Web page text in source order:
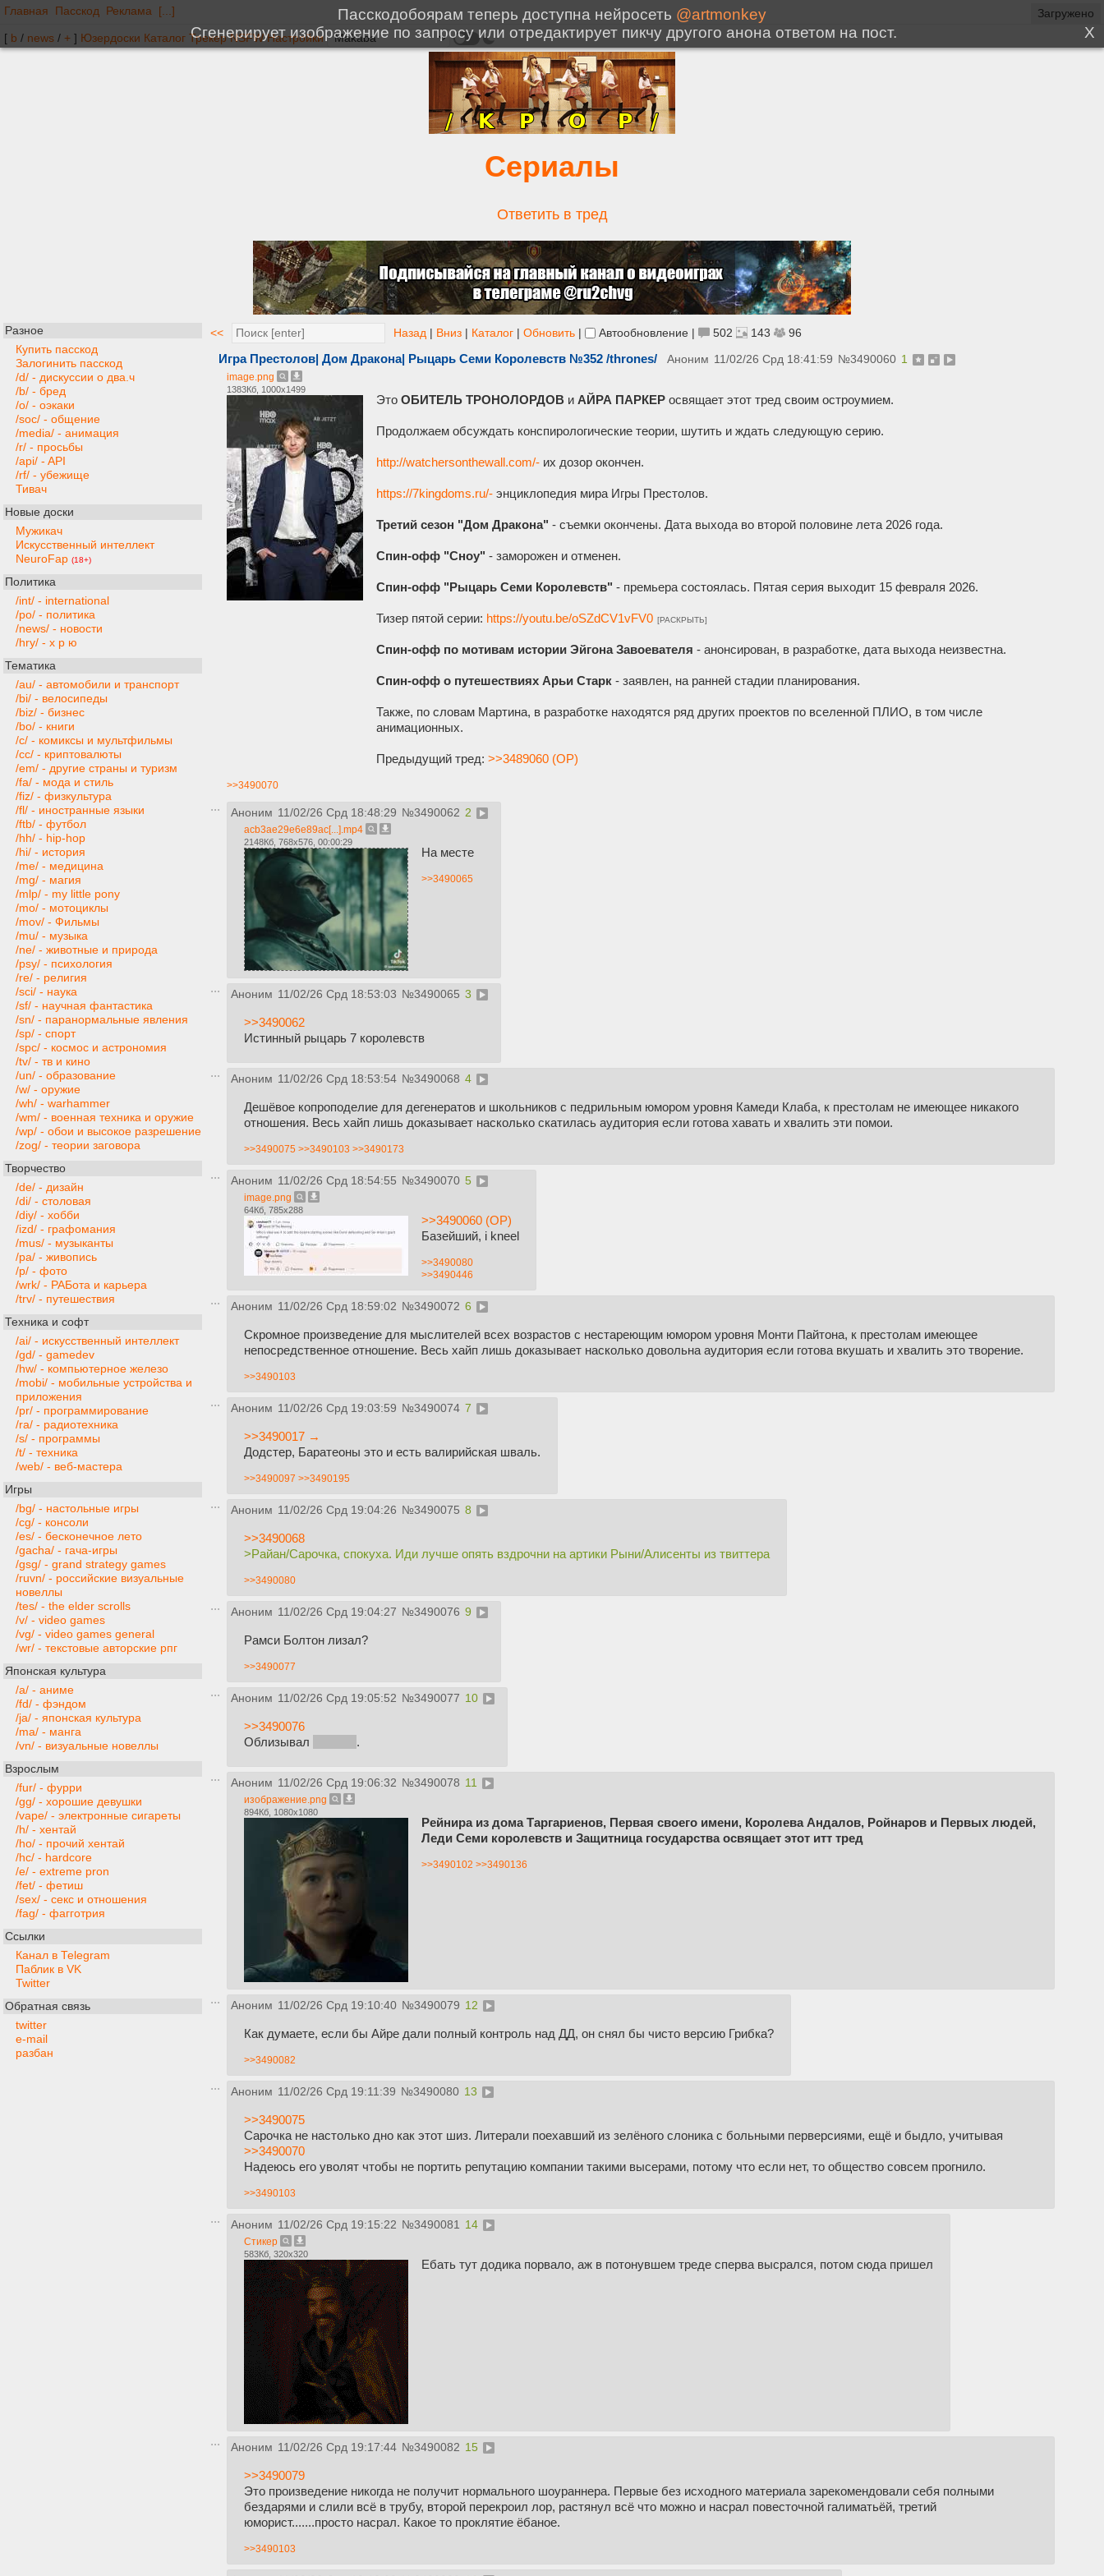
Главная Пасскод Реклама [...]
[ b / news / + ] Юзердоски Каталог Трекер NSFW Настройки
Сериалы
Ответить в тред
Разное
Купить пасскод
Залогинить пасскод
/d/ - дискуссии о два.ч
/b/ - бред
/o/ - оэкаки
/soc/ - общение
/media/ - анимация
/r/ - просьбы
/api/ - API
/rf/ - убежище
Тивач
Новые доски
Мужикач
Искусственный интеллект
NeuroFap (18+)
Политика
/int/ - international
/po/ - политика
/news/ - новости
/hry/ - х р ю
Тематика
/au/ - автомобили и транспорт
/bi/ - велосипеды
/biz/ - бизнес
/bo/ - книги
/c/ - комиксы и мультфильмы
/cc/ - криптовалюты
/em/ - другие страны и туризм
/fa/ - мода и стиль
/fiz/ - физкультура
/fl/ - иностранные языки
/ftb/ - футбол
/hh/ - hip-hop
/hi/ - история
/me/ - медицина
/mg/ - магия
/mlp/ - my little pony
/mo/ - мотоциклы
/mov/ - Фильмы
/mu/ - музыка
/ne/ - животные и природа
/psy/ - психология
/re/ - религия
/sci/ - наука
/sf/ - научная фантастика
/sn/ - паранормальные явления
/sp/ - спорт
/spc/ - космос и астрономия
/tv/ - тв и кино
/un/ - образование
/w/ - оружие
/wh/ - warhammer
/wm/ - военная техника и оружие
/wp/ - обои и высокое разрешение
/zog/ - теории заговора
Творчество
/de/ - дизайн
/di/ - столовая
/diy/ - хобби
/izd/ - графомания
/mus/ - музыканты
/pa/ - живопись
/p/ - фото
/wrk/ - РАБота и карьера
/trv/ - путешествия
Техника и софт
/ai/ - искусственный интеллект
/gd/ - gamedev
/hw/ - компьютерное железо
/mobi/ - мобильные устройства и
приложения
/pr/ - программирование
/ra/ - радиотехника
/s/ - программы
/t/ - техника
/web/ - веб-мастера
Игры
/bg/ - настольные игры
/cg/ - консоли
/es/ - бесконечное лето
/gacha/ - гача-игры
/gsg/ - grand strategy games
/ruvn/ - российские визуальные
новеллы
/tes/ - the elder scrolls
/v/ - video games
/vg/ - video games general
/wr/ - текстовые авторские рпг
Японская культура
/a/ - аниме
/fd/ - фэндом
/ja/ - японская культура
/ma/ - манга
/vn/ - визуальные новеллы
Взрослым
/fur/ - фурри
/gg/ - хорошие девушки
/vape/ - электронные сигареты
/h/ - хентай
/ho/ - прочий хентай
/hc/ - hardcore
/e/ - extreme pron
/fet/ - фетиш
/sex/ - секс и отношения
/fag/ - фагготрия
Ссылки
Канал в Telegram
Паблик в VK
Twitter
Обратная связь
twitter
e-mail
разбан
<< Назад | Вниз | Каталог | Обновить | Автообновление | 502 143 96
Игра Престолов| Дом Дракона| Рыцарь Семи Королевств №352 /thrones/ Аноним 11/02/26 Срд 18:41:59 №3490060 1
image.png
1383Кб, 1000x1499
Это ОБИТЕЛЬ ТРОНОЛОРДОВ и АЙРА ПАРКЕР освящает этот тред своим остроумием.
Продолжаем обсуждать конспирологические теории, шутить и ждать следующую серию.
http://watchersonthewall.com/- их дозор окончен.
https://7kingdoms.ru/- энциклопедия мира Игры Престолов.
Третий сезон "Дом Дракона" - съемки окончены. Дата выхода во второй половине лета 2026 года.
Спин-офф "Сноу" - заморожен и отменен.
Спин-офф "Рыцарь Семи Королевств" - премьера состоялась. Пятая серия выходит 15 февраля 2026.
Тизер пятой серии: https://youtu.be/oSZdCV1vFV0 [РАСКРЫТЬ]
Спин-офф по мотивам истории Эйгона Завоевателя - анонсирован, в разработке, дата выхода неизвестна.
Спин-офф о путешествиях Арьи Старк - заявлен, на ранней стадии планирования.
Также, по словам Мартина, в разработке находятся ряд других проектов по вселенной ПЛИО, в том числе
анимационных.
Предыдущий тред: >>3489060 (OP)
>>3490070
Аноним 11/02/26 Срд 18:48:29 №3490062 2
acb3ae29e6e89ac[...].mp4
2148Кб, 768x576, 00:00:29
На месте
>>3490065
Аноним 11/02/26 Срд 18:53:03 №3490065 3
>>3490062
Истинный рыцарь 7 королевств
Аноним 11/02/26 Срд 18:53:54 №3490068 4
Дешёвое копроподелие для дегенератов и школьников с педрильным юмором уровня Камеди Клаба, к престолам не имеющее никакого
отношения. Весь хайп лишь доказывает насколько скатилась аудитория если готова хавать и хвалить эти помои.
>>3490075 >>3490103 >>3490173
Аноним 11/02/26 Срд 18:54:55 №3490070 5
image.png
64Кб, 785x288
>>3490060 (OP)
Базейший, i kneel
>>3490080
>>3490446
Аноним 11/02/26 Срд 18:59:02 №3490072 6
Скромное произведение для мыслителей всех возрастов с нестареющим юмором уровня Монти Пайтона, к престолам имеющее
непосредственное отношение. Весь хайп лишь доказывает насколько довольна аудитория если готова вкушать и хвалить это творение.
>>3490103
Аноним 11/02/26 Срд 19:03:59 №3490074 7
>>3490017 →
Додстер, Баратеоны это и есть валирийская шваль.
>>3490097 >>3490195
Аноним 11/02/26 Срд 19:04:26 №3490075 8
>>3490068
>Райан/Сарочка, спокуха. Иди лучше опять вздрочни на артики Рыни/Алисенты из твиттера
>>3490080
Аноним 11/02/26 Срд 19:04:27 №3490076 9
Рамси Болтон лизал?
>>3490077
Аноним 11/02/26 Срд 19:05:52 №3490077 10
>>3490076
Облизывал
.
Аноним 11/02/26 Срд 19:06:32 №3490078 11
изображение.png
894Кб, 1080x1080
Рейнира из дома Таргариенов, Первая своего имени, Королева Андалов, Ройнаров и Первых людей,
Леди Семи королевств и Защитница государства освящает этот итт тред
>>3490102 >>3490136
Аноним 11/02/26 Срд 19:10:40 №3490079 12
Как думаете, если бы Айре дали полный контроль над ДД, он снял бы чисто версию Грибка?
>>3490082
Аноним 11/02/26 Срд 19:11:39 №3490080 13
>>3490075
Сарочка не настолько дно как этот шиз. Литерали поехавший из зелёного слоника с больными перверсиями, ещё и быдло, учитывая
>>3490070
Надеюсь его уволят чтобы не портить репутацию компании такими высерами, потому что если нет, то общество совсем прогнило.
>>3490103
Аноним 11/02/26 Срд 19:15:22 №3490081 14
Стикер
583Кб, 320x320
Ебать тут додика порвало, аж в потонувшем треде сперва высрался, потом сюда пришел
Аноним 11/02/26 Срд 19:17:44 №3490082 15
>>3490079
Это произведение никогда не получит нормального шоураннера. Первые без исходного материала зарекомендовали себя полными
бездарями и слили всё в трубу, второй перекроил лор, растянул всё что можно и насрал повесточной галиматьёй, третий
юморист.......просто насрал. Какое то проклятие ёбаное.
>>3490103